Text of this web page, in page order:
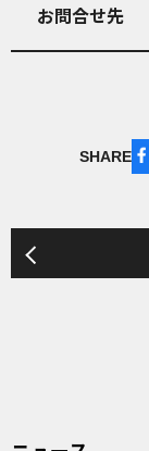
お問合せ先
SHARE